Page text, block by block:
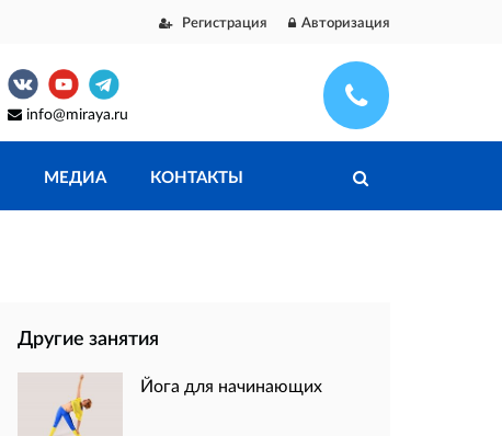
Регистрация Авторизация
info@miraya.ru
МЕДИА КОНТАКТЫ
Другие занятия
Йога для начинающих